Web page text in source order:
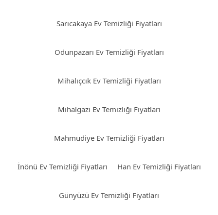
Sarıcakaya Ev Temizliği Fiyatları
Odunpazarı Ev Temizliği Fiyatları
Mihalıçcık Ev Temizliği Fiyatları
Mihalgazi Ev Temizliği Fiyatları
Mahmudiye Ev Temizliği Fiyatları
İnönü Ev Temizliği Fiyatları Han Ev Temizliği Fiyatları
Günyüzü Ev Temizliği Fiyatları